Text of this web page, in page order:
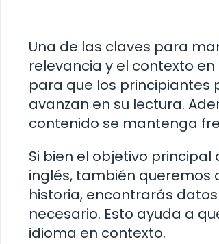
Una de las claves para
relevancia y el contexto
para que los
avanzan en su lectura.
contenido se mantenga
Si bien el objetivo
inglés, también queremos
historia, encontrarás
necesario. Esto ayuda a
idioma en contexto.